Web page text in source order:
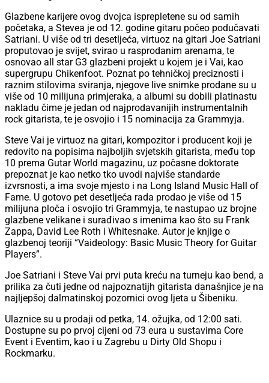
Glazbene karijere ovog dvojca isprepletene su od samih
početaka, a Stevea je od 12. godine gitaru počeo podučavati
Satriani. U više od tri desetljeća, virtuoz na gitari Joe Satriani
proputovao je svijet, svirao u rasprodanim arenama, te
osnovao all star G3 glazbeni projekt u kojem je i Vai, kao
supergrupu Chikenfoot. Poznat po tehničkoj preciznosti i
raznim stilovima sviranja, njegove live snimke prodane su u
više od 10 milijuna primjeraka, a albumi su dobili platinastu
nakladu čime je jedan od najprodavanijih instrumentalnih
rock gitarista, te je osvojio i 15 nominacija za Grammyja.
Steve Vai je virtuoz na gitari, kompozitor i producent koji je
redovito na popisima najboljih svjetskih gitarista, među top
10 prema Gutar World magazinu, uz počasne doktorate
prepoznat je kao netko tko uvodi najviše standarde
izvrsnosti, a ima svoje mjesto i na Long Island Music Hall of
Fame. U gotovo pet desetljeća rada prodao je više od 15
milijuna ploča i osvojio tri Grammyja, te nastupao uz brojne
glazbene velikane i surađivao s imenima kao što su Frank
Zappa, David Lee Roth i Whitesnake. Autor je knjige o
glazbenoj teoriji “Vaideology: Basic Music Theory for Guitar
Players”.
Joe Satriani i Steve Vai prvi puta kreću na turneju kao bend, a
prilika za čuti jedne od najpoznatijh gitarista današnjice je na
najljepšoj dalmatinskoj pozornici ovog ljeta u Šibeniku.
Ulaznice su u prodaji od petka, 14. ožujka, od 12:00 sati.
Dostupne su po prvoj cijeni od 73 eura u sustavima Core
Event i Eventim, kao i u Zagrebu u Dirty Old Shopu i
Rockmarku.